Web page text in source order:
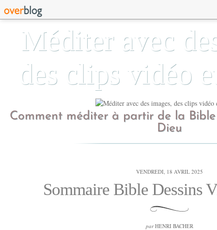
Méditer avec
des clips vidéo
Comment méditer à partir de la
Dieu
VENDREDI, 18 AVRIL 2025
Sommaire Bible Dessins
parHENRI BACHER